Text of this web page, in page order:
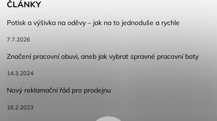
ČLÁNKY
Potisk a výšivka na oděvy – jak na to jednoduše a rychle
7.7.2026
Značení pracovní obuvi, aneb jak vybrat spravné pracovní boty
14.3.2024
Nový reklamační řád pro prodejnu
16.2.2023